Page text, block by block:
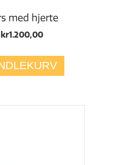
med hjerte
Opprinnelig
var:
kr1.800,00.
kr1.200,00Nåværende
er:
kr1.200,00.